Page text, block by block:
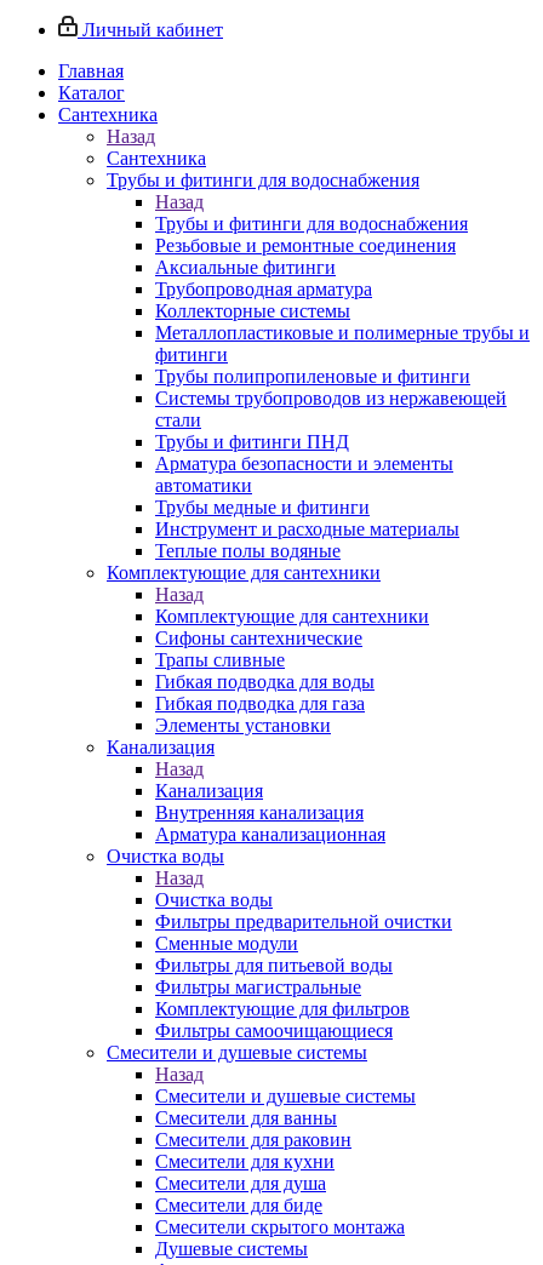
Личный кабинет
Главная
Каталог
Сантехника
Назад
Сантехника
Трубы и фитинги для водоснабжения
Назад
Трубы и фитинги для водоснабжения
Резьбовые и ремонтные соединения
Аксиальные фитинги
Трубопроводная арматура
Коллекторные системы
Металлопластиковые и полимерные трубы и
фитинги
Трубы полипропиленовые и фитинги
Системы трубопроводов из нержавеющей
стали
Трубы и фитинги ПНД
Арматура безопасности и элементы
автоматики
Трубы медные и фитинги
Инструмент и расходные материалы
Теплые полы водяные
Комплектующие для сантехники
Назад
Комплектующие для сантехники
Сифоны сантехнические
Трапы сливные
Гибкая подводка для воды
Гибкая подводка для газа
Элементы установки
Канализация
Назад
Канализация
Внутренняя канализация
Арматура канализационная
Очистка воды
Назад
Очистка воды
Фильтры предварительной очистки
Сменные модули
Фильтры для питьевой воды
Фильтры магистральные
Комплектующие для фильтров
Фильтры самоочищающиеся
Смесители и душевые системы
Назад
Смесители и душевые системы
Смесители для ванны
Смесители для раковин
Смесители для кухни
Смесители для душа
Смесители для биде
Смесители скрытого монтажа
Душевые системы